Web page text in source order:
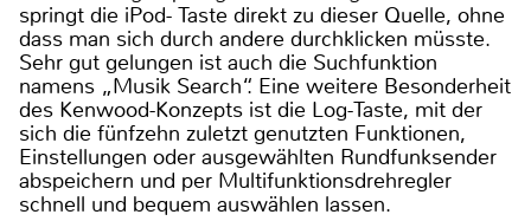
springt die iPod- Taste direkt zu dieser Quelle, ohne
dass man sich durch andere durchklicken müsste.
Sehr gut gelungen ist auch die Suchfunktion
namens „Musik Search“. Eine weitere Besonderheit
des Kenwood-Konzepts ist die Log-Taste, mit der
sich die fünfzehn zuletzt genutzten Funktionen,
Einstellungen oder ausgewählten Rundfunksender
abspeichern und per Multifunktionsdrehregler
schnell und bequem auswählen lassen.